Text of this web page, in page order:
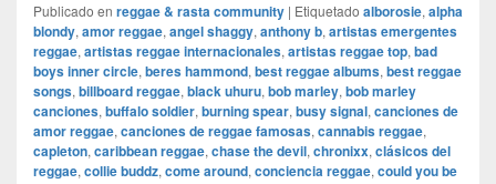
Publicado en reggae & rasta community | Etiquetado alborosie, alpha
blondy, amor reggae, angel shaggy, anthony b, artistas emergentes
reggae, artistas reggae internacionales, artistas reggae top, bad
boys inner circle, beres hammond, best reggae albums, best reggae
songs, billboard reggae, black uhuru, bob marley, bob marley
canciones, buffalo soldier, burning spear, busy signal, canciones de
amor reggae, canciones de reggae famosas, cannabis reggae,
capleton, caribbean reggae, chase the devil, chronixx, clásicos del
reggae, collie buddz, come around, conciencia reggae, could you be